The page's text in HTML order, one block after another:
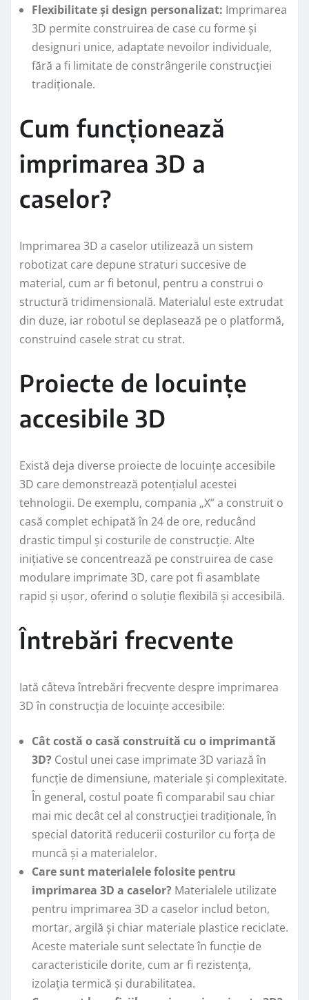
Flexibilitate și design personalizat: Imprimarea
3D permite construirea de case cu forme și
designuri unice, adaptate nevoilor individuale,
fără a fi limitate de constrângerile construcției
tradiționale.
Cum funcționează
imprimarea 3D a
caselor?
Imprimarea 3D a caselor utilizează un sistem
robotizat care depune straturi succesive de
material, cum ar fi betonul, pentru a construi o
structură tridimensională. Materialul este extrudat
din duze, iar robotul se deplasează pe o platformă,
construind casele strat cu strat.
Proiecte de locuințe
accesibile 3D
Există deja diverse proiecte de locuințe accesibile
3D care demonstrează potențialul acestei
tehnologii. De exemplu, compania „X” a construit o
casă complet echipată în 24 de ore, reducând
drastic timpul și costurile de construcție. Alte
inițiative se concentrează pe construirea de case
modulare imprimate 3D, care pot fi asamblate
rapid și ușor, oferind o soluție flexibilă și accesibilă.
Întrebări frecvente
Iată câteva întrebări frecvente despre imprimarea
3D în construcția de locuințe accesibile:
Cât costă o casă construită cu o imprimantă
3D? Costul unei case imprimate 3D variază în
funcție de dimensiune, materiale și complexitate.
În general, costul poate fi comparabil sau chiar
mai mic decât cel al construcției tradiționale, în
special datorită reducerii costurilor cu forța de
muncă și a materialelor.
Care sunt materialele folosite pentru
imprimarea 3D a caselor? Materialele utilizate
pentru imprimarea 3D a caselor includ beton,
mortar, argilă și chiar materiale plastice reciclate.
Aceste materiale sunt selectate în funcție de
caracteristicile dorite, cum ar fi rezistența,
izolația termică și durabilitatea.